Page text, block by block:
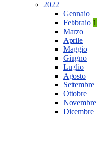
2022
Gennaio
Febbraio 1
Marzo
Aprile
Maggio
Giugno
Luglio
Agosto
Settembre
Ottobre
Novembre
Dicembre